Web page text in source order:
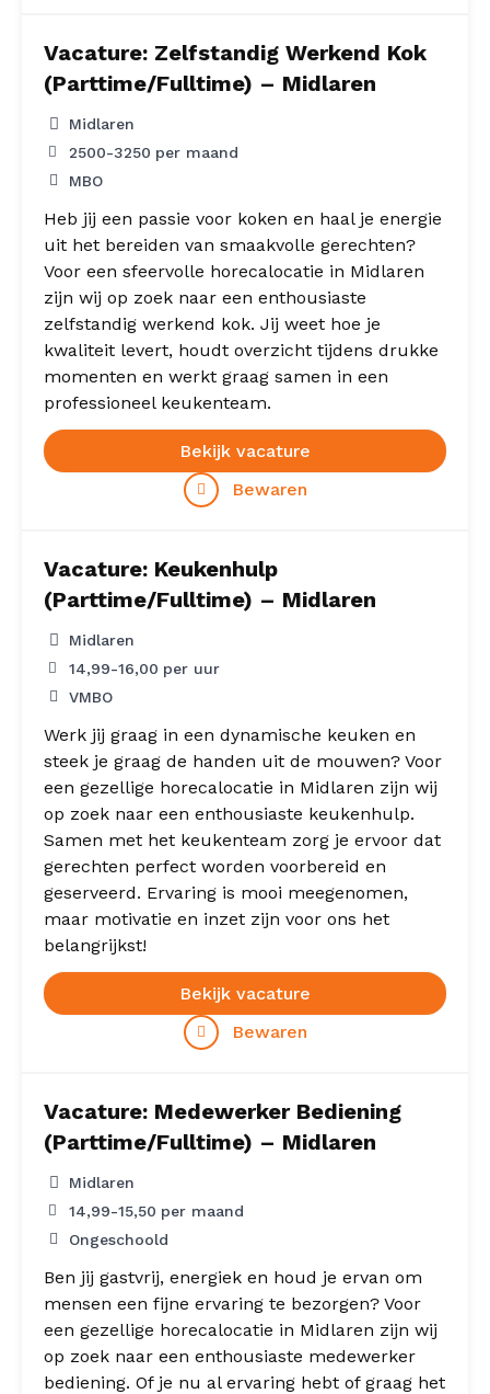
Vacature: Zelfstandig Werkend Kok
(Parttime/Fulltime) – Midlaren
Midlaren
2500-3250 per maand
MBO
Heb jij een passie voor koken en haal je energie
uit het bereiden van smaakvolle gerechten?
Voor een sfeervolle horecalocatie in Midlaren
zijn wij op zoek naar een enthousiaste
zelfstandig werkend kok. Jij weet hoe je
kwaliteit levert, houdt overzicht tijdens drukke
momenten en werkt graag samen in een
professioneel keukenteam.
Bekijk vacature
Bewaren
Vacature: Keukenhulp
(Parttime/Fulltime) – Midlaren
Midlaren
14,99-16,00 per uur
VMBO
Werk jij graag in een dynamische keuken en
steek je graag de handen uit de mouwen? Voor
een gezellige horecalocatie in Midlaren zijn wij
op zoek naar een enthousiaste keukenhulp.
Samen met het keukenteam zorg je ervoor dat
gerechten perfect worden voorbereid en
geserveerd. Ervaring is mooi meegenomen,
maar motivatie en inzet zijn voor ons het
belangrijkst!
Bekijk vacature
Bewaren
Vacature: Medewerker Bediening
(Parttime/Fulltime) – Midlaren
Midlaren
14,99-15,50 per maand
Ongeschoold
Ben jij gastvrij, energiek en houd je ervan om
mensen een fijne ervaring te bezorgen? Voor
een gezellige horecalocatie in Midlaren zijn wij
op zoek naar een enthousiaste medewerker
bediening. Of je nu al ervaring hebt of graag het